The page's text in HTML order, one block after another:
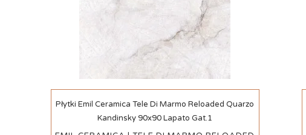
Płytki Emil Ceramica Tele Di Marmo Reloaded Quarzo
Kandinsky 90x90 Lapato Gat.1
Szybki podgląd